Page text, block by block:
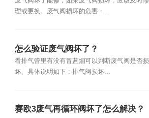
理或更换。废气阀损坏的危害：...
怎么验证废气阀坏了？
看排气管里有没有冒蓝烟可以判断废气阀是否损
坏。具体说明如下：排气阀损坏...
赛欧3废气再循环阀坏了怎么解决？